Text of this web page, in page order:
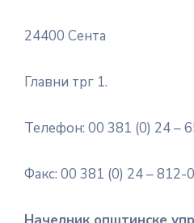
управа
Документи
Информатор
24400 Сента
Главни трг 1.
Телефон: 00 381 (0) 24 –
Факс: 00 381 (0) 24 – 812-